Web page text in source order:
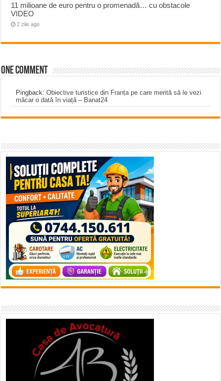
11 milioane de euro pentru o promenadă… cu obstacole
VIDEO
2 zile ago
One comment
Pingback:Obiective turistice din Franța pe care merită să le vezi
măcar o dată în viață – Banat24